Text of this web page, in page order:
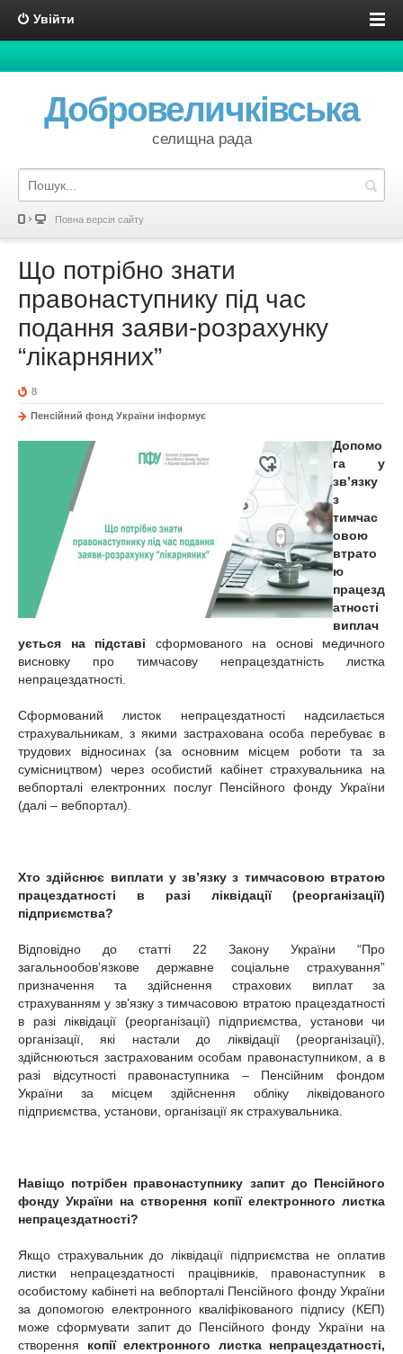
Увійти
Добровеличківська
селищна рада
Повна версія сайту
Що потрібно знати
правонаступнику під час
подання заяви-розрахунку
“лікарняних”
8
Пенсійний фонд України інформує
Допомо
га у
зв’язку
з
тимчас
овою
втрато
ю
працезд
атності
виплач
ується на підставі сформованого на основі медичного
висновку про тимчасову непрацездатність листка
непрацездатності.
Сформований листок непрацездатності надсилається
страхувальникам, з якими застрахована особа перебуває в
трудових відносинах (за основним місцем роботи та за
сумісництвом) через особистий кабінет страхувальника на
вебпорталі електронних послуг Пенсійного фонду України
(далі ‒ вебпортал).
Хто здійснює виплати у зв’язкуз тимчасовою втратою
працездатності в разі ліквідації (реорганізації)
підприємства?
Відповідно до статті 22 Закону України “Про
загальнообовʼязкове державне соціальне страхування”
призначення та здійснення страхових виплат за
страхуванням у зв’язку з тимчасовою втратою працездатності
в разі ліквідації (реорганізації) підприємства, установи чи
організації, які настали до ліквідації (реорганізації),
здійснюються застрахованим особам правонаступником, а в
разі відсутності правонаступника ‒ Пенсійним фондом
України за місцем здійснення обліку ліквідованого
підприємства, установи, організації як страхувальника.
Навіщо потрібен правонаступнику запит до Пенсійного
фонду України на створення копії електронного листка
непрацездатності?
Якщо страхувальник до ліквідації підприємства не оплатив
листки непрацездатності працівників, правонаступник в
особистому кабінеті на вебпорталі Пенсійного фонду України
за допомогою електронного кваліфікованого підпису (КЕП)
може сформувати запит до Пенсійного фонду України на
створення копії електронного листка непрацездатності,